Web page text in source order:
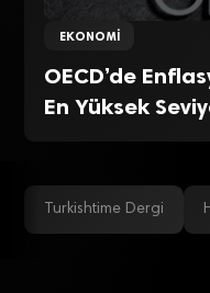
EKONOMI
OECD’de
En Yüksek
Turkishtime Dergi